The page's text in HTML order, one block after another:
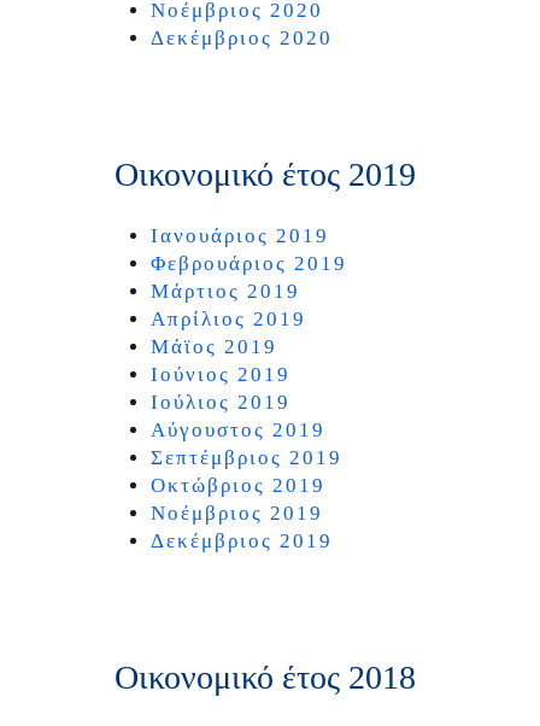
Νοέμβριος 2020
Δεκέμβριος 2020
Οικονομικό έτος 2019
Ιανουάριος 2019
Φεβρουάριος 2019
Μάρτιος 2019
Απρίλιος 2019
Μάϊος 2019
Ιούνιος 2019
Ιούλιος 2019
Αύγουστος 2019
Σεπτέμβριος 2019
Οκτώβριος 2019
Νοέμβριος 2019
Δεκέμβριος 2019
Οικονομικό έτος 2018